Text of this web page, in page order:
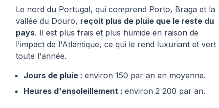
Le nord du Portugal, qui comprend Porto, Braga et la
vallée du Douro, reçoit plus de pluie que le reste du
pays. Il est plus frais et plus humide en raison de
l'impact de l'Atlantique, ce qui le rend luxuriant et vert
toute l'année.
Jours de pluie : environ 150 par an en moyenne.
Heures d'ensoleillement : environ 2 200 par an.